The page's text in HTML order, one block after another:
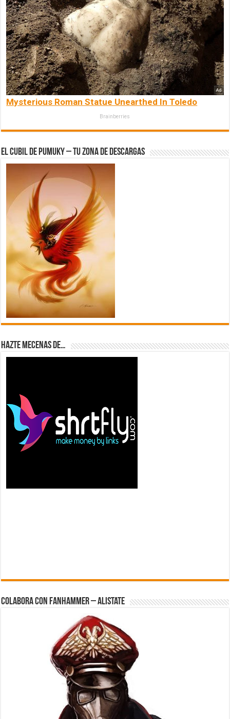
Mysterious Roman Statue Unearthed In Toledo
Brainberries
El Cubil de Pumuky – Tu zona de Descargas
Hazte Mecenas de…
Colabora con FanHammer – Alistate